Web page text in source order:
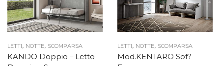
LETTI, NOTTE, SCOMPARSA
KANDO Doppio – Letto
LETTI, NOTTE, SCOMPARSA
Mod.KENTARO Sof?